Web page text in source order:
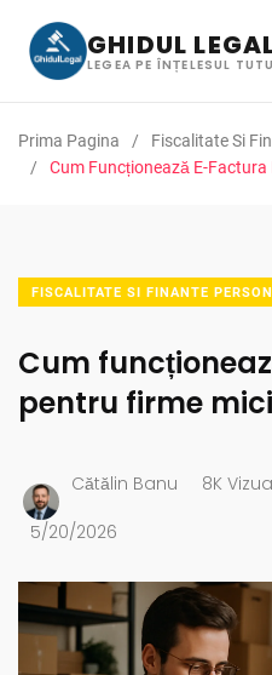
GHIDUL
LEGEA PE ÎNȚELESUL
Prima Pagina
Fiscalitate Si
Cum Funcționează E-Factura
FISCALITATE SI FINANTE
Cum
pentru firme
Cătălin Banu 8K
5/20/2026